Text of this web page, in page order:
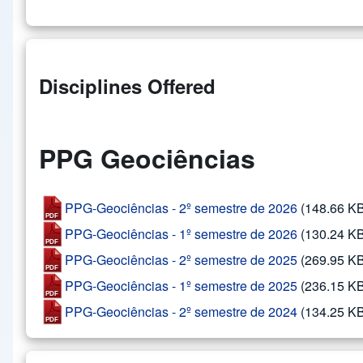
Disciplines Offered
PPG Geociências
PPG-Geociências - 2º semestre de 2026 (148.66
PPG-Geociências - 1º semestre de 2026 (130.24
PPG-Geociências - 2º semestre de 2025 (269.95
PPG-Geociências - 1º semestre de 2025 (236.15
PPG-Geociências - 2º semestre de 2024 (134.25